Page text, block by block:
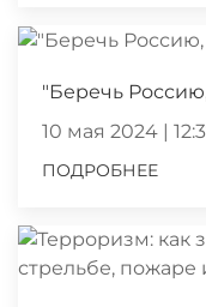
"Беречь
10 мая 2024 |
ПОДРОБНЕЕ